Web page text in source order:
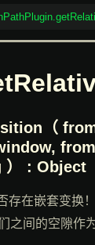
（
: Object
存在嵌套变换
间的空隙作